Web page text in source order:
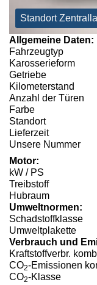
Standort
Allgemeine Daten:
Fahrzeugtyp
Karosserieform
Getriebe
Kilometerstand
Anzahl der Türen
Farbe
Standort
Lieferzeit
Unsere Nummer
Motor:
kW / PS
Treibstoff
Hubraum
Umweltnormen:
Schadstoffklasse
Umweltplakette
Verbrauch und
Kraftstoffverbr.
CO2-Emissionen
CO2-Klasse